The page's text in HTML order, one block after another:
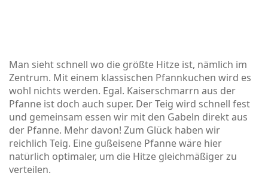
Man sieht schnell wo die größte Hitze ist, nämlich im
Zentrum. Mit einem klassischen Pfannkuchen wird es
wohl nichts werden. Egal. Kaiserschmarrn aus der
Pfanne ist doch auch super. Der Teig wird schnell fest
und gemeinsam essen wir mit den Gabeln direkt aus
der Pfanne. Mehr davon! Zum Glück haben wir
reichlich Teig. Eine gußeisene Pfanne wäre hier
natürlich optimaler, um die Hitze gleichmäßiger zu
verteilen.